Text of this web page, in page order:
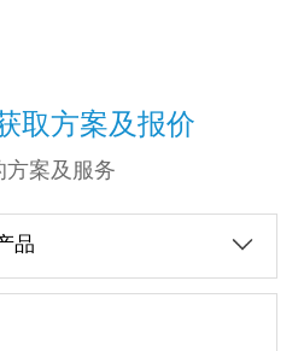
取方案及报价
方案及服务